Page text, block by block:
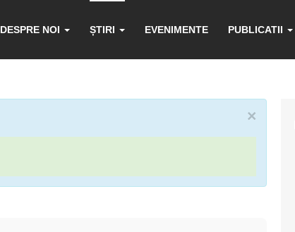
DESPRE NOI ȘTIRI EVENIMENTE PUBLICATII
×